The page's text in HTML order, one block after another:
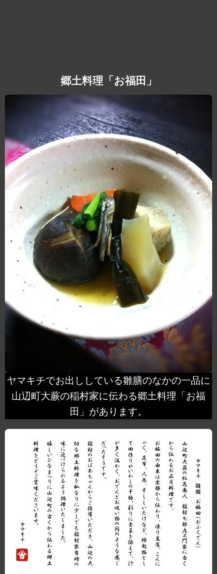
郷土料理「お福田」
ヤマキチでお出ししている雛膳のなかの一品に
山辺町大蕨の稲村家に伝わる郷土料理「お福
田」があります。